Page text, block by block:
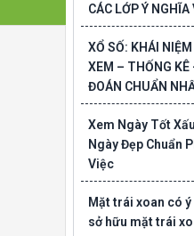
CÁC LỚP Ý
XỔ SỐ: KHÁI
XEM – THỐNG KÊ
ĐOÁN CHUẨN
Xem Ngày Tốt
Ngày Đẹp Chuẩn
Việc
Mặt trái xoan có
sở hữu mặt trái